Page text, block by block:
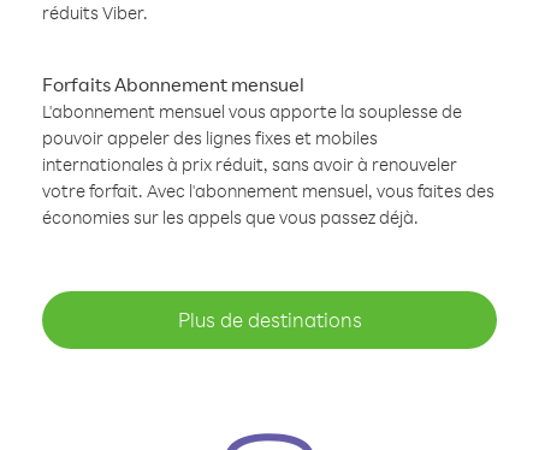
réduits Viber.
Forfaits Abonnement mensuel
L'abonnement mensuel vous apporte la souplesse de
pouvoir appeler des lignes fixes et mobiles
internationales à prix réduit, sans avoir à renouveler
votre forfait. Avec l'abonnement mensuel, vous faites des
économies sur les appels que vous passez déjà.
Plus de destinations